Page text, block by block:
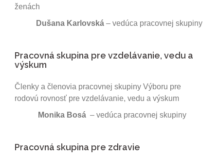
ženách
Dušana Karlovská – vedúca pracovnej skupiny
Pracovná skupina pre vzdelávanie, vedu a
výskum
Členky a členovia pracovnej skupiny Výboru pre
rodovú rovnosť pre vzdelávanie, vedu a výskum
Monika Bosá – vedúca pracovnej skupiny
Pracovná skupina pre zdravie